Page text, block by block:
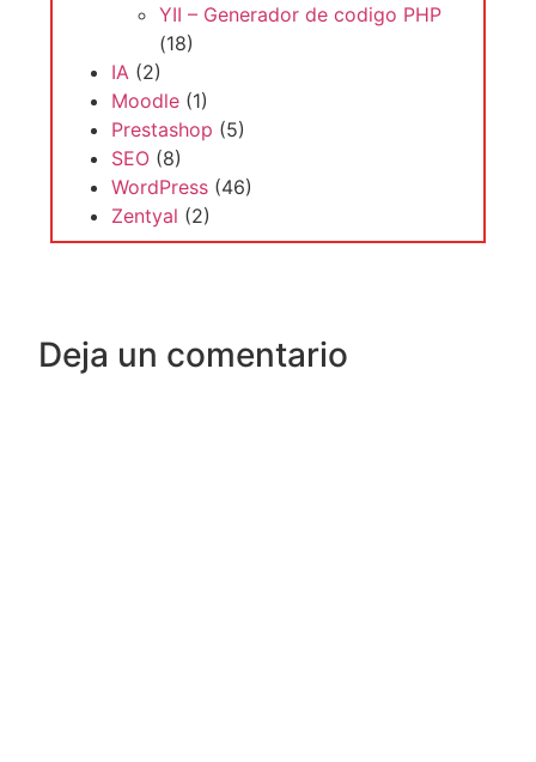
YII – Generador de codigo PHP
(18)
IA (2)
Moodle (1)
Prestashop (5)
SEO (8)
WordPress (46)
Zentyal (2)
Deja un comentario